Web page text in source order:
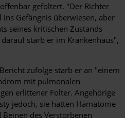
gefoltert. "Der Richter
Gefängnis überwiesen, aber
seines kritischen Zustands
starb er im Krankenhaus",
zufolge starb er an "einem
mit pulmonalen
erlittener Folter. Angehörige
jedoch, sie hätten Hämatome
des Verstorbenen